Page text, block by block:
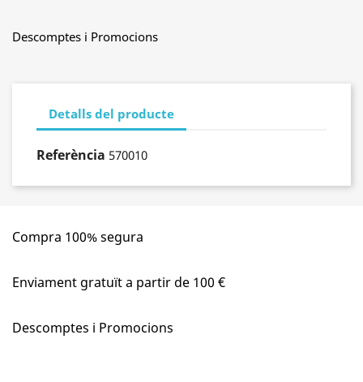
Descomptes i Promocions
Detalls del producte
Referència 570010
Compra 100% segura
Enviament gratuït a partir de 100 €
Descomptes i Promocions